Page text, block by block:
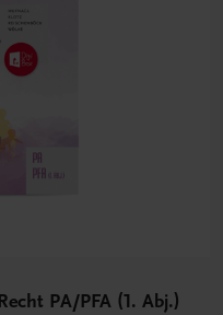
PA/PFA (1. Abj.)